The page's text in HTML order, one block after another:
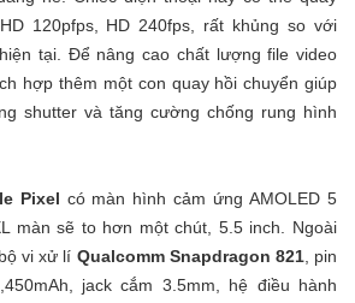
120pfps, HD 240fps, rất khủng so với
tại. Để nâng cao chất lượng file video
hợp thêm một con quay hồi chuyển giúp
shutter và tăng cường chống rung hình
Pixel có màn hình cảm ứng AMOLED 5
màn sẽ to hơn một chút, 5.5 inch. Ngoài
vi xử lí Qualcomm Snapdragon 821, pin
jack cắm 3.5mm, hệ điều hành